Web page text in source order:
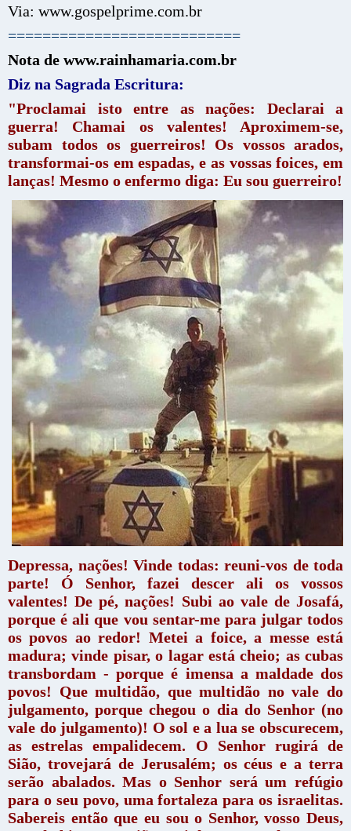
Via: www.gospelprime.com.br
===========================
Nota de www.rainhamaria.com.br
Diz na Sagrada Escritura:
"Proclamai isto entre as nações: Declarai a
guerra! Chamai os valentes! Aproximem-se,
subam todos os guerreiros! Os vossos arados,
transformai-os em espadas, e as vossas foices, em
lanças! Mesmo o enfermo diga: Eu sou guerreiro!
Depressa, nações! Vinde todas: reuni-vos de toda
parte! Ó Senhor, fazei descer ali os vossos
valentes! De pé, nações! Subi ao vale de Josafá,
porque é ali que vou sentar-me para julgar todos
os povos ao redor! Metei a foice, a messe está
madura; vinde pisar, o lagar está cheio; as cubas
transbordam - porque é imensa a maldade dos
povos! Que multidão, que multidão no vale do
julgamento, porque chegou o dia do Senhor (no
vale do julgamento)! O sol e a lua se obscurecem,
as estrelas empalidecem. O Senhor rugirá de
Sião, trovejará de Jerusalém; os céus e a terra
serão abalados. Mas o Senhor será um refúgio
para o seu povo, uma fortaleza para os israelitas.
Sabereis então que eu sou o Senhor, vosso Deus,